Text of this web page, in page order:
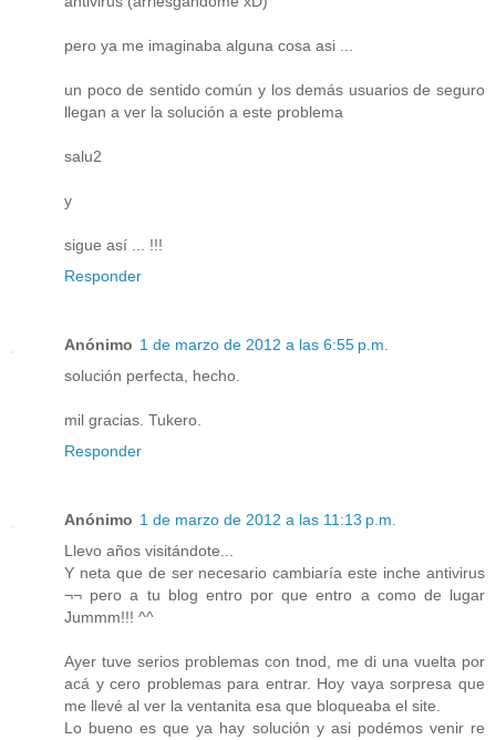
pero ya me imaginaba alguna cosa asi ...
un poco de sentido común y los demás usuarios de seguro
llegan a ver la solución a este problema
salu2
y
sigue así ... !!!
Responder
Anónimo 1 de marzo de 2012 a las 6:55 p.m.
solución perfecta, hecho.
mil gracias. Tukero.
Responder
Anónimo 1 de marzo de 2012 a las 11:13 p.m.
Llevo años visitándote...
Y neta que de ser necesario cambiaría este inche antivirus
¬¬ pero a tu blog entro por que entro a como de lugar
Jummm!!! ^^
Ayer tuve serios problemas con tnod, me di una vuelta por
acá y cero problemas para entrar. Hoy vaya sorpresa que
me llevé al ver la ventanita esa que bloqueaba el site.
Lo bueno es que ya hay solución y asi podémos venir re